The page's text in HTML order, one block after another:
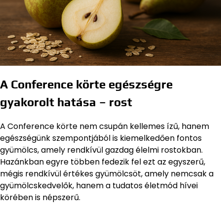
A Conference körte egészségre
gyakorolt hatása – rost
A Conference körte nem csupán kellemes ízű, hanem
egészségünk szempontjából is kiemelkedően fontos
gyümölcs, amely rendkívül gazdag élelmi rostokban.
Hazánkban egyre többen fedezik fel ezt az egyszerű,
mégis rendkívül értékes gyümölcsöt, amely nemcsak a
gyümölcskedvelők, hanem a tudatos életmód hívei
körében is népszerű.